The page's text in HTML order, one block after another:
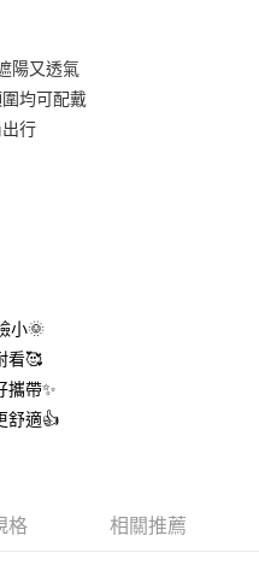
彰化商業銀行
台北富邦商業銀行
兆豐國際商業銀行
」的支付方式。 讓您購物簡單
儲值。
結帳。
即可完成結帳。
陽又透氣
均可配戴
行
小🌞
看🥰
攜帶✨
舒適👍️
格 相關推薦